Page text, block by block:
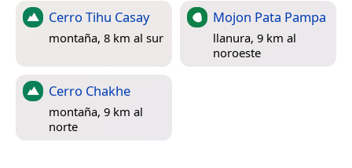
Cerro Tihu Casay
montaña, 8 km al sur
Mojon Pata Pampa
llanura, 9 km al
noroeste
Cerro Chakhe
montaña, 9 km al
norte